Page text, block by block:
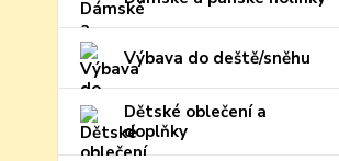
Výbava do deště/sněhu
Dětské oblečení a
doplňky